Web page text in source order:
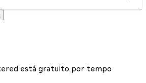
está gratuito por tempo